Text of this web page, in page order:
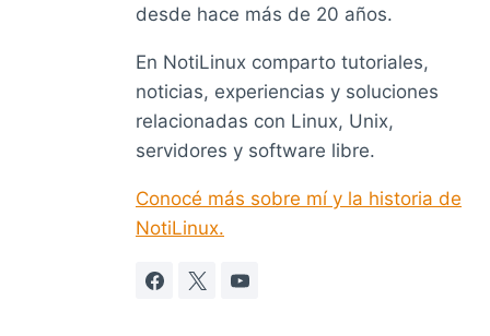
desde hace más de 20 años.
En NotiLinux comparto tutoriales,
noticias, experiencias y soluciones
relacionadas con Linux, Unix,
servidores y software libre.
Conocé más sobre mí y la historia de
NotiLinux.